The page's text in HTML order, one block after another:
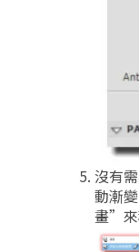
沒有
動漸
畫”來